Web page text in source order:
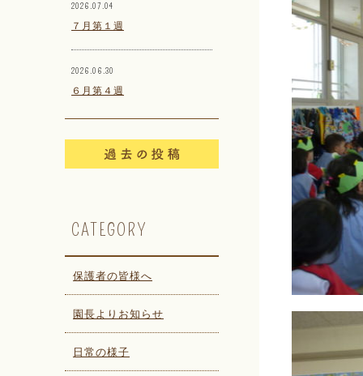
2026.07.04
７月第１週
2026.06.30
６月第４週
CATEGORY
保護者の皆様へ
園長よりお知らせ
日常の様子